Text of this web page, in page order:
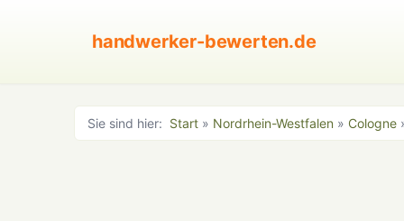
handwerker-bewerten.de
Sie sind hier: Start » Nordrhein-Westfalen » Cologne